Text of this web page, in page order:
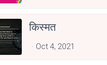
किस्मत
Oct 4, 2021